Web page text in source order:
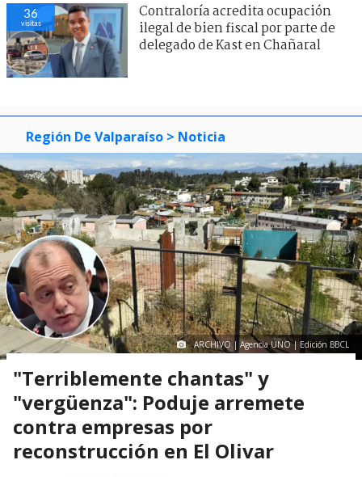
36
visitas
Contraloría acredita ocupación
ilegal de bien fiscal por parte de
delegado de Kast en Chañaral
Región De Valparaíso > Noticia
ARCHIVO | Agencia UNO | Edición BBCL
"Terriblemente chantas" y
"vergüenza": Poduje arremete
contra empresas por
reconstrucción en El Olivar